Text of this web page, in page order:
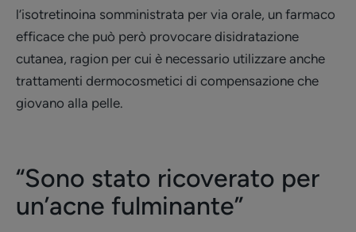
l’isotretinoina somministrata per via orale, un farmaco
efficace che può però provocare disidratazione
cutanea, ragion per cui è necessario utilizzare anche
trattamenti dermocosmetici di compensazione che
giovano alla pelle.
“Sono stato ricoverato per
un’acne fulminante”